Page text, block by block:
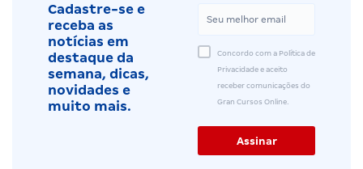
Cadastre-se e
receba as
notícias em
destaque da
semana, dicas,
novidades e
muito mais.
Concordo com a Política de
Privacidade e aceito
receber comunicações do
Gran Cursos Online.